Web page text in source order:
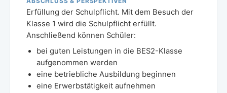
Erfüllung der Schulpflicht. Mit dem Besuch der
Klasse 1 wird die Schulpflicht erfüllt.
Anschließend können Schüler:
bei guten Leistungen in die BES2-Klasse
aufgenommen werden
eine betriebliche Ausbildung beginnen
eine Erwerbstätigkeit aufnehmen